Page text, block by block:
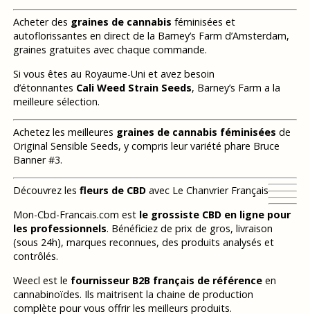
Acheter des graines de cannabis féminisées et
autoflorissantes en direct de la Barney’s Farm d’Amsterdam,
graines gratuites avec chaque commande.
Si vous êtes au Royaume-Uni et avez besoin
d’étonnantes Cali Weed Strain Seeds, Barney’s Farm a la
meilleure sélection.
Achetez les meilleures graines de cannabis féminisées de
Original Sensible Seeds, y compris leur variété phare Bruce
Banner #3.
Découvrez les fleurs de CBDavec Le Chanvrier Français
Mon-Cbd-Francais.com est le grossiste CBD en ligne pour
les professionnels. Bénéficiez de prix de gros, livraison
(sous 24h), marques reconnues, des produits analysés et
contrôlés.
Weecl est le fournisseur B2B français de référenceen
cannabinoïdes. Ils maitrisent la chaine de production
complète pour vous offrir les meilleurs produits.